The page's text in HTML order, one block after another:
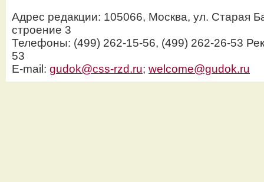
Адрес редакции: 105066, Москва, ул. Старая
строение 3
Телефоны: (499) 262-15-56, (499) 262-26-53
53
E-mail: gudok@css-rzd.ru; welcome@gudok.ru